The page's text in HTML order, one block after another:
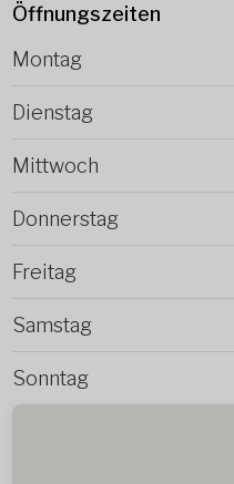
Öffnungszeiten
Montag
Dienstag
Mittwoch
Donnerstag
Freitag
Samstag
Sonntag